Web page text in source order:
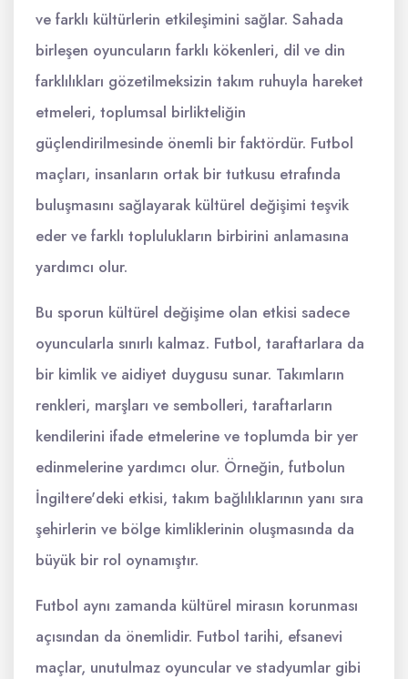
ve farklı kültürlerin etkileşimini sağlar. Sahada
birleşen oyuncuların farklı kökenleri, dil ve din
farklılıkları gözetilmeksizin takım ruhuyla hareket
etmeleri, toplumsal birlikteliğin
güçlendirilmesinde önemli bir faktördür. Futbol
maçları, insanların ortak bir tutkusu etrafında
buluşmasını sağlayarak kültürel değişimi teşvik
eder ve farklı toplulukların birbirini anlamasına
yardımcı olur.
Bu sporun kültürel değişime olan etkisi sadece
oyuncularla sınırlı kalmaz. Futbol, taraftarlara da
bir kimlik ve aidiyet duygusu sunar. Takımların
renkleri, marşları ve sembolleri, taraftarların
kendilerini ifade etmelerine ve toplumda bir yer
edinmelerine yardımcı olur. Örneğin, futbolun
İngiltere'deki etkisi, takım bağlılıklarının yanı sıra
şehirlerin ve bölge kimliklerinin oluşmasında da
büyük bir rol oynamıştır.
Futbol aynı zamanda kültürel mirasın korunması
açısından da önemlidir. Futbol tarihi, efsanevi
maçlar, unutulmaz oyuncular ve stadyumlar gibi